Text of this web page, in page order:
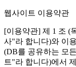
웹사이트 이용약관
[이용약관] 제 1 조 (
사"라 합니다)와 이
(DB를 공유하는 모
트"라 합니다)에서